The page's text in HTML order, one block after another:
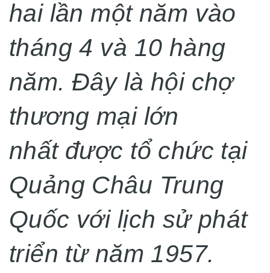
hai lần một năm vào
tháng 4 và 10 hàng
năm. Đây là hội chợ
thương mại lớn
nhất được tổ chức tại
Quảng Châu Trung
Quốc với lịch sử phát
triển từ năm 1957.